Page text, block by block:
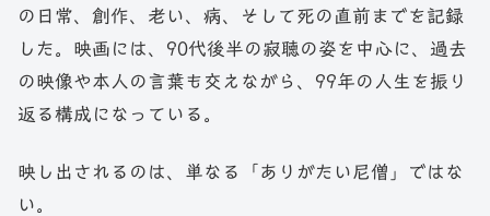
の日常、創作、老い、病、そして死の直前までを記録
した。映画には、90代後半の寂聴の姿を中心に、過去
の映像や本人の言葉も交えながら、99年の人生を振り
返る構成になっている。
映し出されるのは、単なる「ありがたい尼僧」ではな
い。